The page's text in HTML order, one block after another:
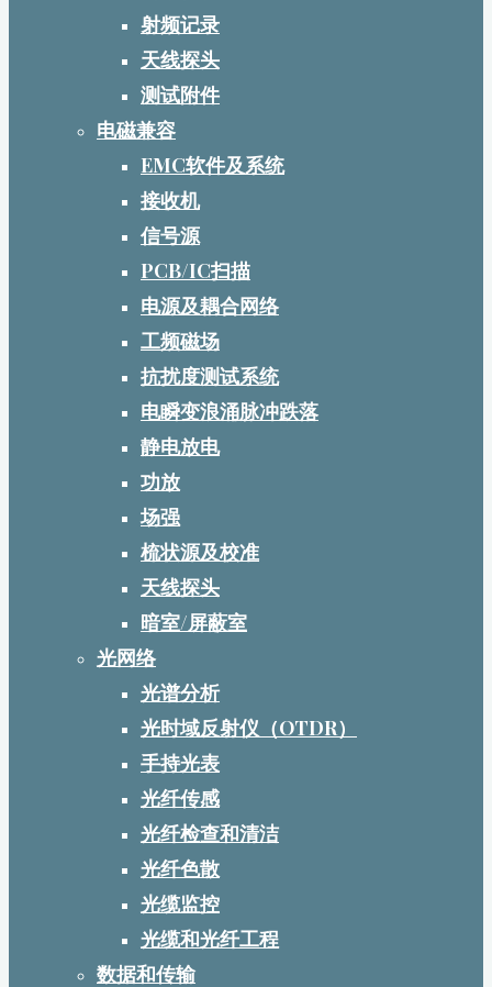
射频记录
天线探头
测试附件
电磁兼容
EMC软件及系统
接收机
信号源
PCB/IC扫描
电源及耦合网络
工频磁场
抗扰度测试系统
电瞬变浪涌脉冲跌落
静电放电
功放
场强
梳状源及校准
天线探头
暗室/屏蔽室
光网络
光谱分析
光时域反射仪（OTDR）
手持光表
光纤传感
光纤检查和清洁
光纤色散
光缆监控
光缆和光纤工程
数据和传输